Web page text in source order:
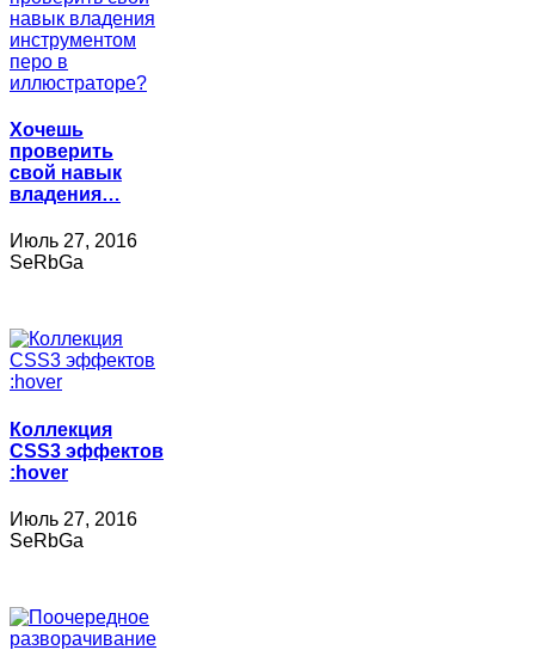
Хочешь
проверить
свой навык
владения…
Июль 27, 2016
SeRbGa
Коллекция
CSS3 эффектов
:hover
Июль 27, 2016
SeRbGa